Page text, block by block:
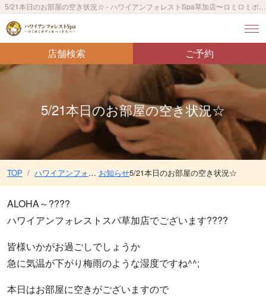
店舗検索 ご予約
5/21本日のお部屋の空き状況☆
TOP ハワイアンフォレストSpa草加店〜ロミロミボディ＆ヘッドスパ〜／JR草加駅 徒歩3分 お知らせ5/21本日のお部屋の空き状況☆
ALOHA～????
ハワイアンフォレストスパ草加店でございます????
皆様いかがお過ごしでしょうか
急に気温が下がり梅雨のような湿度ですね^^;
本日はお部屋に空きがございますので